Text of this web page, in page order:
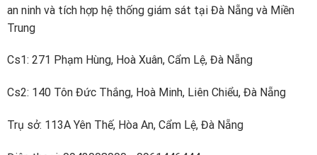
an ninh và tích hợp hệ thống giám sát tại Đà Nẵng và Miền
Trung
Cs1: 271 Phạm Hùng, Hoà Xuân, Cẩm Lệ, Đà Nẵng
Cs2: 140 Tôn Đức Thắng, Hoà Minh, Liên Chiểu, Đà Nẵng
Trụ sở: 113A Yên Thế, Hòa An, Cẩm Lệ, Đà Nẵng